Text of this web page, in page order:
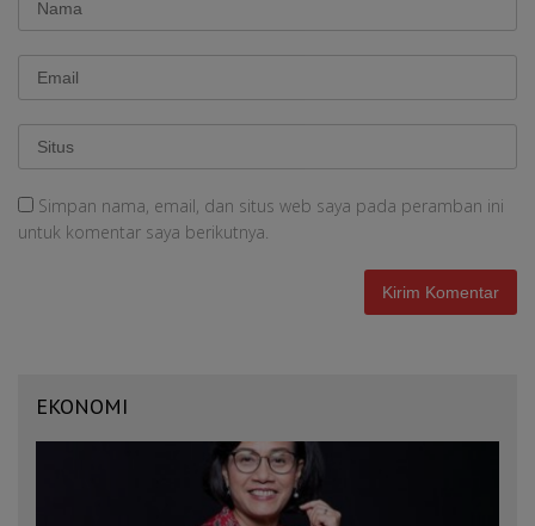
Simpan nama, email, dan situs web saya pada peramban ini
untuk komentar saya berikutnya.
EKONOMI